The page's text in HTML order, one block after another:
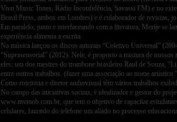
Vivo Music Tones, Rádio Inconfidência, Savassi FM) e no
Brasil Press, ambos em Londres) e é colaborador de revistas,
Em paralelo, junto e interfaceando com a literatura, Merije se
experiência alimenta a escrita.
Na música lançou os discos autorais “Coletivo Universal”
“Suprasensorial” (2012). Nele, é proposto a mistura de
eles, um dos mestres do trombone brasileiro Raul de Souza,
entre outros trabalhos. (fazer uma associação ao nome artístico
Como roteirista e diretor audiovisual têm vários trabalhos
No campo das iniciativas sociais, é idealizador e gestor do
www.mvmob.com.br, que tem o objetivo de capacitar
celulares, fazendo do telefone um aliado no processo